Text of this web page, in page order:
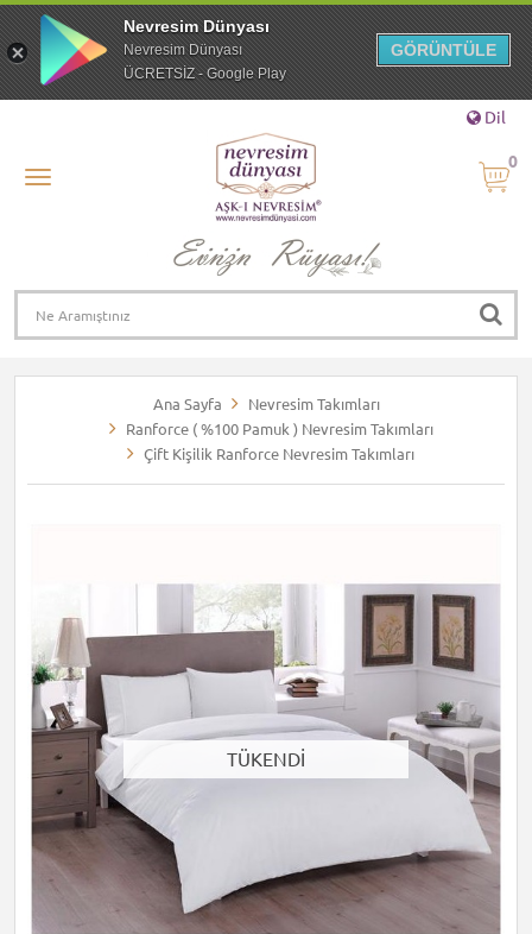
Dil
0
Ana Sayfa
Nevresim Takımları
Ranforce ( %100 Pamuk ) Nevresim Takımları
Çift Kişilik Ranforce Nevresim Takımları
TÜKENDİ
Nevresim Dünyası
Nevresim Dünyası
ÜCRETSİZ - Google Play
GÖRÜNTÜLE